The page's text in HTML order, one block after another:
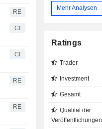
RE
CI
CI
RE
RE
Mehr Analysen
Ratings
Trader
Investment
Gesamt
Qualität der
Veröffentlichungen